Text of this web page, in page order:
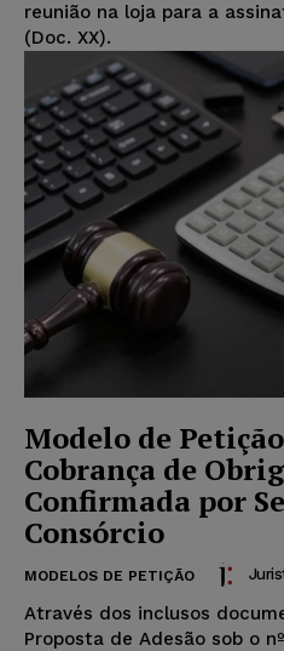
reunião na loja para a
(Doc. XX).
Modelo de
Cobrança de
Confirmada por
Consórcio
MODELOS DE PETIÇÃO
Através dos inclusos
Proposta de Adesão sob o